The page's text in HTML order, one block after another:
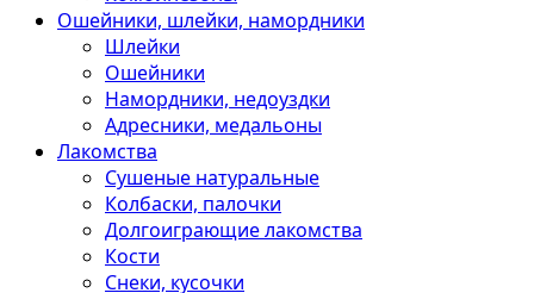
Ошейники, шлейки, намордники
Шлейки
Ошейники
Намордники, недоуздки
Адресники, медальоны
Лакомства
Сушеные натуральные
Колбаски, палочки
Долгоиграющие лакомства
Кости
Снеки, кусочки